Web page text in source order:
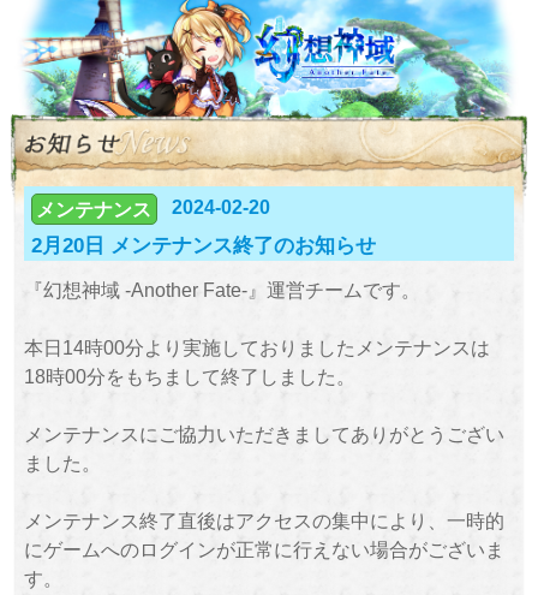
メンテナンス 2024-02-20
2月20日 メンテナンス終了のお知らせ
『幻想神域 -Another Fate-』運営チームです。
本日14時00分より実施しておりましたメンテナンスは
18時00分をもちまして終了しました。
メンテナンスにご協力いただきましてありがとうござい
ました。
メンテナンス終了直後はアクセスの集中により、一時的
にゲームへのログインが正常に行えない場合がございま
す。